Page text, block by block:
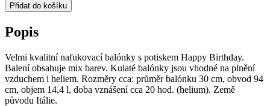
Přidat do košíku
Popis
Velmi kvalitní nafukovací balónky s potiskem Happy Birthday.
Balení obsahuje mix barev. Kulaté balónky jsou vhodné na plnění
vzduchem i heliem. Rozměry cca: průměr balónku 30 cm, obvod 94
cm, objem 14,4 l, doba vznášení cca 20 hod. (helium). Země
původu Itálie.